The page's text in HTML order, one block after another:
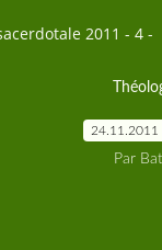
2011 - 4 -
24.11.2011
Par